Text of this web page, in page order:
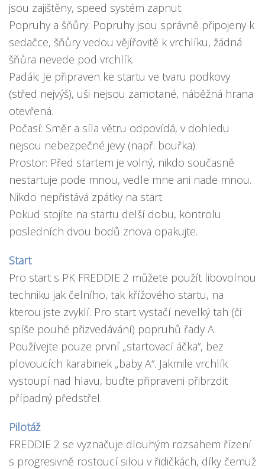
jsou zajištěny, speed systém zapnut.
Popruhy a šňůry: Popruhy jsou správně připojeny k
sedačce, šňůry vedou vějířovitě k vrchlíku, žádná
šňůra nevede pod vrchlík.
Padák: Je připraven ke startu ve tvaru podkovy
(střed nejvýš), uši nejsou zamotané, náběžná hrana
otevřená.
Počasí: Směr a síla větru odpovídá, v dohledu
nejsou nebezpečné jevy (např. bouřka).
Prostor: Před startem je volný, nikdo současně
nestartuje pode mnou, vedle mne ani nade mnou.
Nikdo nepřistává zpátky na start.
Pokud stojíte na startu delší dobu, kontrolu
posledních dvou bodů znova opakujte.
Start
Pro start s PK FREDDIE 2 můžete použít libovolnou
techniku jak čelního, tak křížového startu, na
kterou jste zvyklí. Pro start vystačí nevelký tah (či
spíše pouhé přizvedávání) popruhů řady A.
Používejte pouze první „startovací áčka“, bez
plovoucích karabinek „baby A“. Jakmile vrchlík
vystoupí nad hlavu, buďte připraveni přibrzdit
případný předstřel.
Pilotáž
FREDDIE 2 se vyznačuje dlouhým rozsahem řízení
s progresivně rostoucí silou v řidičkách, díky čemuž